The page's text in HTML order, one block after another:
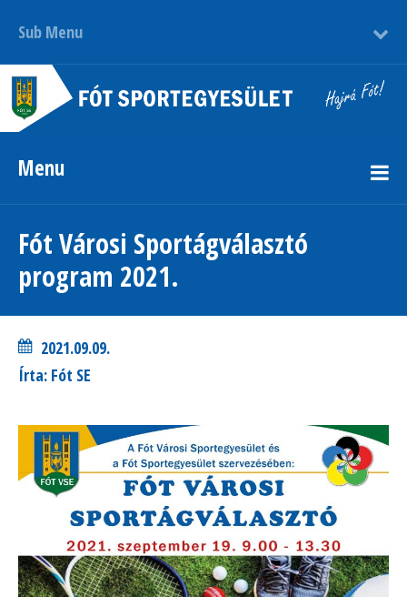
Sub Menu
Menu
Fót Városi Sportágválasztó
program 2021.
2021.09.09.
Írta: Fót SE